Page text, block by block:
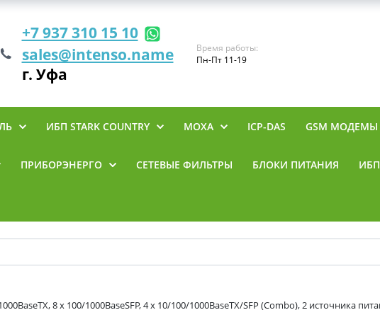
+7 937 310 15 10
sales@intenso.name
г. Уфа
Время работы:
Пн-Пт 11-19
ИБП STARK COUNTRY MOXA ICP-DAS GSM МОДЕМЫ
ПРИБОРЭНЕРГО СЕТЕВЫЕ ФИЛЬТРЫ БЛОКИ ПИТАНИЯ ИБП
8 х 100/1000BaseSFP, 4 х 10/100/1000BaseTX/SFP (Combo), 2 источника